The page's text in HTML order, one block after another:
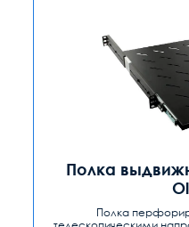
Полка
Полка